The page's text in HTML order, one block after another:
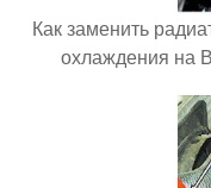
Как заменить
охлаждения на